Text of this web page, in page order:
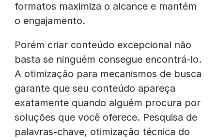
formatos maximiza o alcance e mantém
o engajamento.
Porém criar conteúdo excepcional não
basta se ninguém consegue encontrá-lo.
A otimização para mecanismos de busca
garante que seu conteúdo apareça
exatamente quando alguém procura por
soluções que você oferece. Pesquisa de
palavras-chave, otimização técnica do